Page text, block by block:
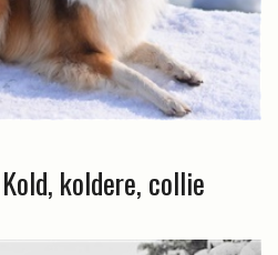
koldere, collie